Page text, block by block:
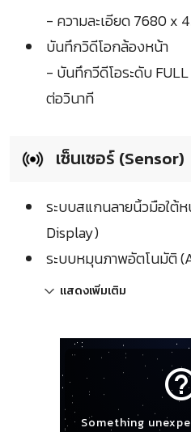
- ความละเอียด 7680 x
บันทึกวิดีโอกล้องหน้า
- บันทึกวีดีโอระดับ
ต่อวินาที
เซ็นเซอร์ (Sensor)
ระบบสแกนลายนิ้วมือใต้
Display)
ระบบหมุนภาพอัตโนมัติ
แสดงเพิ่มเติม
Something